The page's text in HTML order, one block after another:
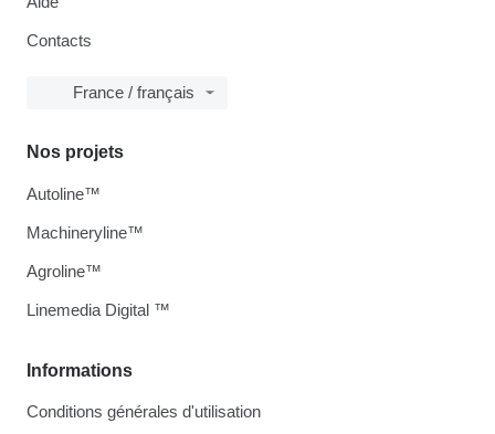
Contacts
France / français
Informations
Conditions générales d'utilisation
Nos projets
Autoline™
Machineryline™
Agroline™
Linemedia Digital ™